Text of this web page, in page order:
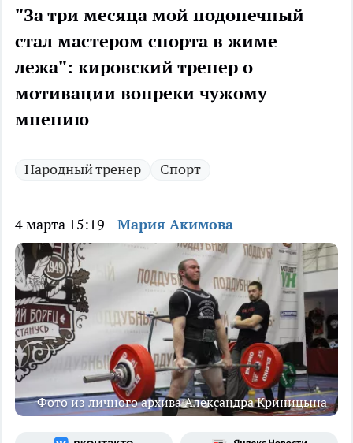
"За три месяца мой подопечный
стал мастером спорта в жиме
лежа": кировский тренер о
мотивации вопреки чужому
мнению
Народный тренер Спорт
4 марта 15:19 Мария Акимова
Фото из личного архива Александра Криницына